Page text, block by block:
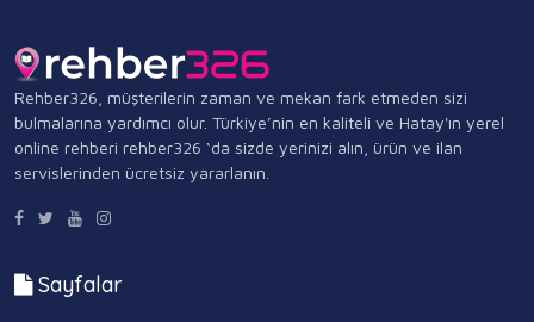
Rehber326, müşterilerin zaman ve mekan fark etmeden sizi
bulmalarına yardımcı olur. Türkiye’nin en kaliteli ve Hatay'ın yerel
online rehberi rehber326 ‘da sizde yerinizi alın, ürün ve ilan
servislerinden ücretsiz yararlanın.
Sayfalar